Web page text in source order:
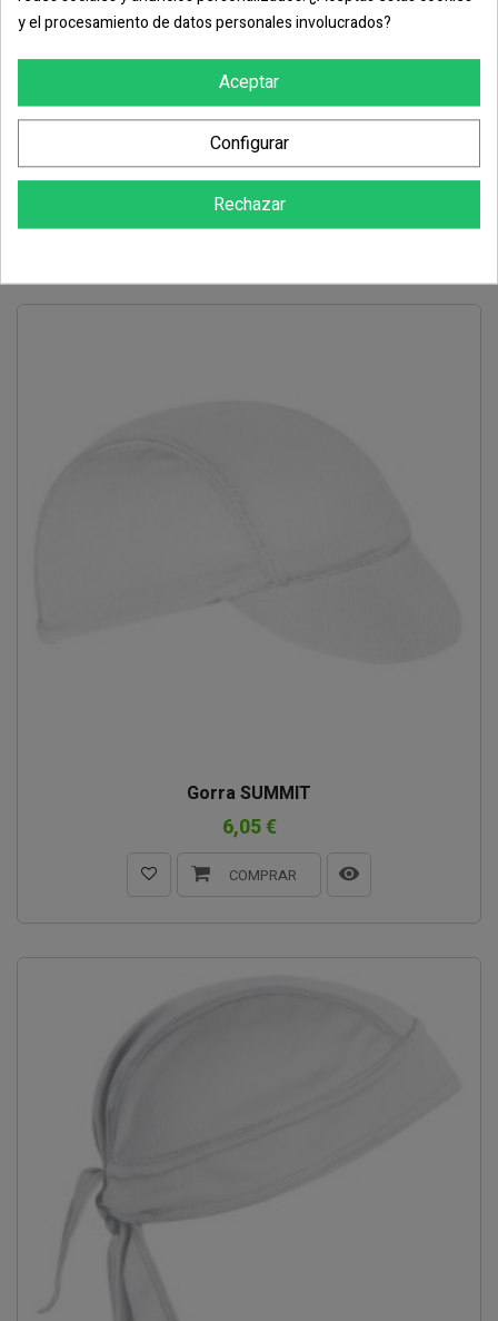
Gorra JUNGLE
6,05 €
Gorra SUMMIT
6,05 €
COMPRAR
y el procesamiento de datos personales involucrados?
Aceptar
Configurar
Rechazar